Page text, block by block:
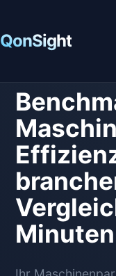
QonSight
So funktioniert's
Analyse